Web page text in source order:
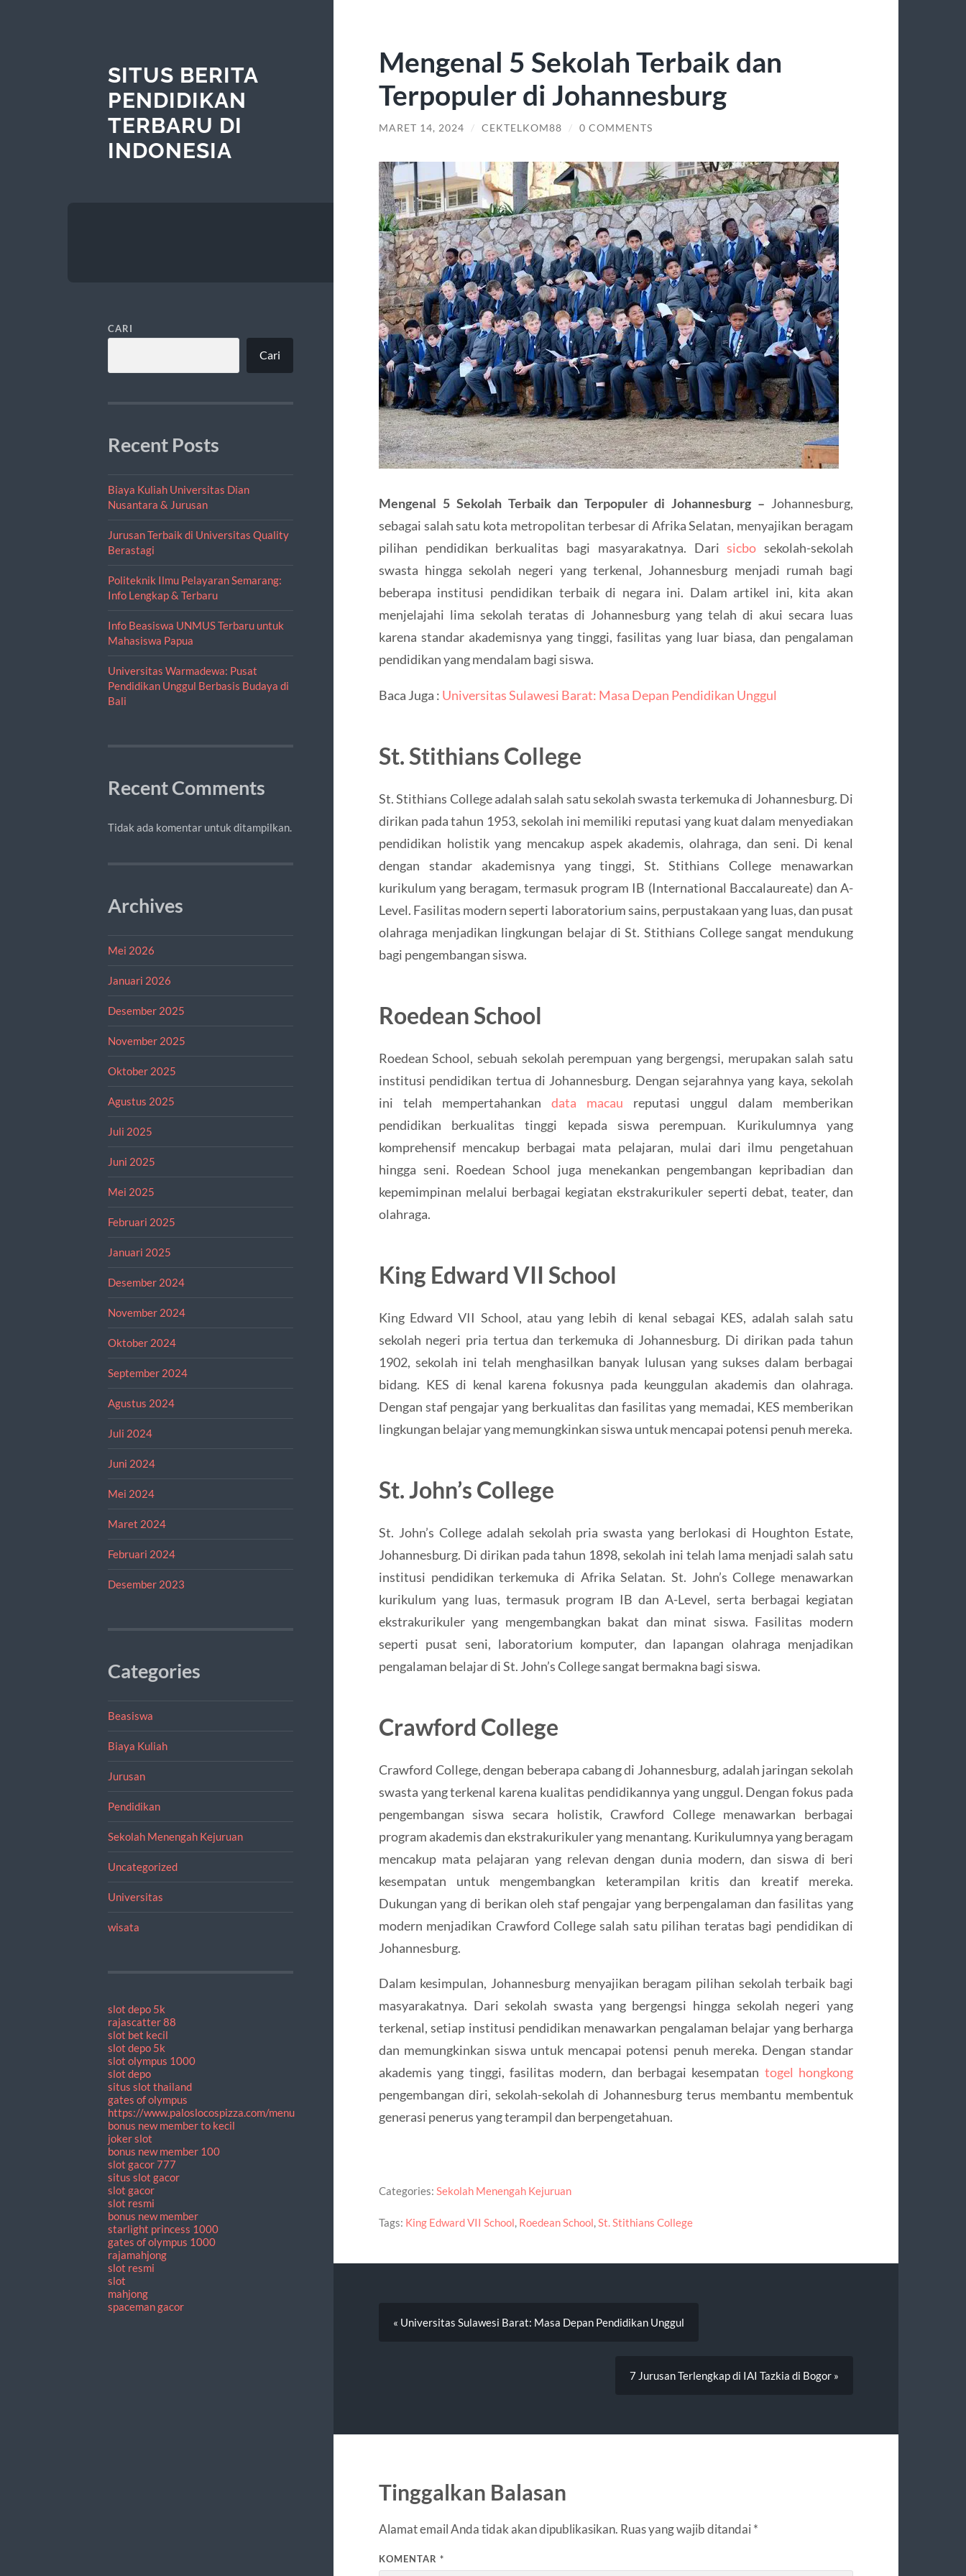
SITUS BERITA
PENDIDIKAN
TERBARU DI
INDONESIA
CARI
Cari
Recent Posts
Biaya Kuliah Universitas Dian
Nusantara & Jurusan
Jurusan Terbaik di Universitas Quality
Berastagi
Politeknik Ilmu Pelayaran Semarang:
Info Lengkap & Terbaru
Info Beasiswa UNMUS Terbaru untuk
Mahasiswa Papua
Universitas Warmadewa: Pusat
Pendidikan Unggul Berbasis Budaya di
Bali
Recent Comments
Tidak ada komentar untuk ditampilkan.
Archives
Mei 2026
Januari 2026
Desember 2025
November 2025
Oktober 2025
Agustus 2025
Juli 2025
Juni 2025
Mei 2025
Februari 2025
Januari 2025
Desember 2024
November 2024
Oktober 2024
September 2024
Agustus 2024
Juli 2024
Juni 2024
Mei 2024
Maret 2024
Februari 2024
Desember 2023
Categories
Beasiswa
Biaya Kuliah
Jurusan
Pendidikan
Sekolah Menengah Kejuruan
Uncategorized
Universitas
wisata
slot depo 5k
rajascatter 88
slot bet kecil
slot depo 5k
slot olympus 1000
slot depo
situs slot thailand
gates of olympus
https://www.paloslocospizza.com/menu
bonus new member to kecil
joker slot
bonus new member 100
slot gacor 777
situs slot gacor
slot gacor
slot resmi
bonus new member
starlight princess 1000
gates of olympus 1000
rajamahjong
slot resmi
slot
mahjong
spaceman gacor
Mengenal 5 Sekolah Terbaik dan
Terpopuler di Johannesburg
MARET 14, 2024 / CEKTELKOM88 / 0 COMMENTS
Mengenal 5 Sekolah Terbaik dan Terpopuler di Johannesburg –Johannesburg,
sebagai salah satu kota metropolitan terbesar di Afrika Selatan, menyajikan beragam
pilihan pendidikan berkualitas bagi masyarakatnya. Darisicbo sekolah-sekolah
swasta hingga sekolah negeri yang terkenal, Johannesburg menjadi rumah bagi
beberapa institusi pendidikan terbaik di negara ini. Dalam artikel ini, kita akan
menjelajahi lima sekolah teratas di Johannesburg yang telah di akui secara luas
karena standar akademisnya yang tinggi, fasilitas yang luar biasa, dan pengalaman
pendidikan yang mendalam bagi siswa.
Baca Juga : Universitas Sulawesi Barat: Masa Depan Pendidikan Unggul
St. Stithians College
St. Stithians College adalah salah satu sekolah swasta terkemuka di Johannesburg. Di
dirikan pada tahun 1953, sekolah ini memiliki reputasi yang kuat dalam menyediakan
pendidikan holistik yang mencakup aspek akademis, olahraga, dan seni. Di kenal
dengan standar akademisnya yang tinggi, St. Stithians College menawarkan
kurikulum yang beragam, termasuk program IB (International Baccalaureate) dan A-
Level. Fasilitas modern seperti laboratorium sains, perpustakaan yang luas, dan pusat
olahraga menjadikan lingkungan belajar di St. Stithians College sangat mendukung
bagi pengembangan siswa.
Roedean School
Roedean School, sebuah sekolah perempuan yang bergengsi, merupakan salah satu
institusi pendidikan tertua di Johannesburg. Dengan sejarahnya yang kaya, sekolah
ini telah mempertahankan data macau reputasi unggul dalam memberikan
pendidikan berkualitas tinggi kepada siswa perempuan. Kurikulumnya yang
komprehensif mencakup berbagai mata pelajaran, mulai dari ilmu pengetahuan
hingga seni. Roedean School juga menekankan pengembangan kepribadian dan
kepemimpinan melalui berbagai kegiatan ekstrakurikuler seperti debat, teater, dan
olahraga.
King Edward VII School
King Edward VII School, atau yang lebih di kenal sebagai KES, adalah salah satu
sekolah negeri pria tertua dan terkemuka di Johannesburg. Di dirikan pada tahun
1902, sekolah ini telah menghasilkan banyak lulusan yang sukses dalam berbagai
bidang. KES di kenal karena fokusnya pada keunggulan akademis dan olahraga.
Dengan staf pengajar yang berkualitas dan fasilitas yang memadai, KES memberikan
lingkungan belajar yang memungkinkan siswa untuk mencapai potensi penuh mereka.
St. John’s College
St. John’s College adalah sekolah pria swasta yang berlokasi di Houghton Estate,
Johannesburg. Di dirikan pada tahun 1898, sekolah ini telah lama menjadi salah satu
institusi pendidikan terkemuka di Afrika Selatan. St. John’s College menawarkan
kurikulum yang luas, termasuk program IB dan A-Level, serta berbagai kegiatan
ekstrakurikuler yang mengembangkan bakat dan minat siswa. Fasilitas modern
seperti pusat seni, laboratorium komputer, dan lapangan olahraga menjadikan
pengalaman belajar di St. John’s College sangat bermakna bagi siswa.
Crawford College
Crawford College, dengan beberapa cabang di Johannesburg, adalah jaringan sekolah
swasta yang terkenal karena kualitas pendidikannya yang unggul. Dengan fokus pada
pengembangan siswa secara holistik, Crawford College menawarkan berbagai
program akademis dan ekstrakurikuler yang menantang. Kurikulumnya yang beragam
mencakup mata pelajaran yang relevan dengan dunia modern, dan siswa di beri
kesempatan untuk mengembangkan keterampilan kritis dan kreatif mereka.
Dukungan yang di berikan oleh staf pengajar yang berpengalaman dan fasilitas yang
modern menjadikan Crawford College salah satu pilihan teratas bagi pendidikan di
Johannesburg.
Dalam kesimpulan, Johannesburg menyajikan beragam pilihan sekolah terbaik bagi
masyarakatnya. Dari sekolah swasta yang bergengsi hingga sekolah negeri yang
terkenal, setiap institusi pendidikan menawarkan pengalaman belajar yang berharga
dan memungkinkan siswa untuk mencapai potensi penuh mereka. Dengan standar
akademis yang tinggi, fasilitas modern, dan berbagai kesempatan togel hongkong
pengembangan diri, sekolah-sekolah di Johannesburg terus membantu membentuk
generasi penerus yang terampil dan berpengetahuan.
Categories: Sekolah Menengah Kejuruan
Tags: King Edward VII School, Roedean School,St. Stithians College
« Universitas Sulawesi Barat: Masa Depan Pendidikan Unggul
7 Jurusan Terlengkap di IAI Tazkia di Bogor »
Tinggalkan Balasan
Alamat email Anda tidak akan dipublikasikan. Ruas yang wajib ditandai *
KOMENTAR *